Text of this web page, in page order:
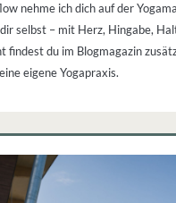
nehme ich dich auf der
selbst – mit Herz, Hingabe,
findest du im Blogmagazin
eigene Yogapraxis.